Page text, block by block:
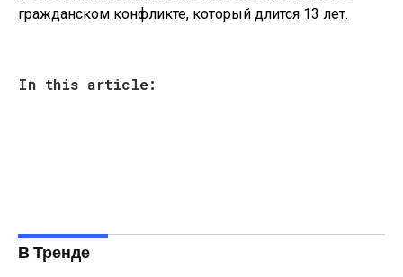
гражданском конфликте, который длится 13 лет.
In this article:
В Тренде